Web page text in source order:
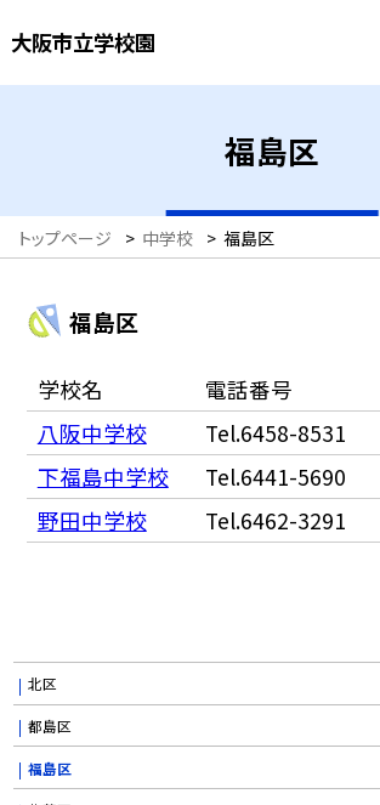
大阪市立学校園
福島区
トップページ > 中学校 > 福島区
福島区
学校名 電話番号
八阪中学校
Tel.6458-8531
下福島中学校
Tel.6441-5690
野田中学校
Tel.6462-3291
北区
都島区
福島区